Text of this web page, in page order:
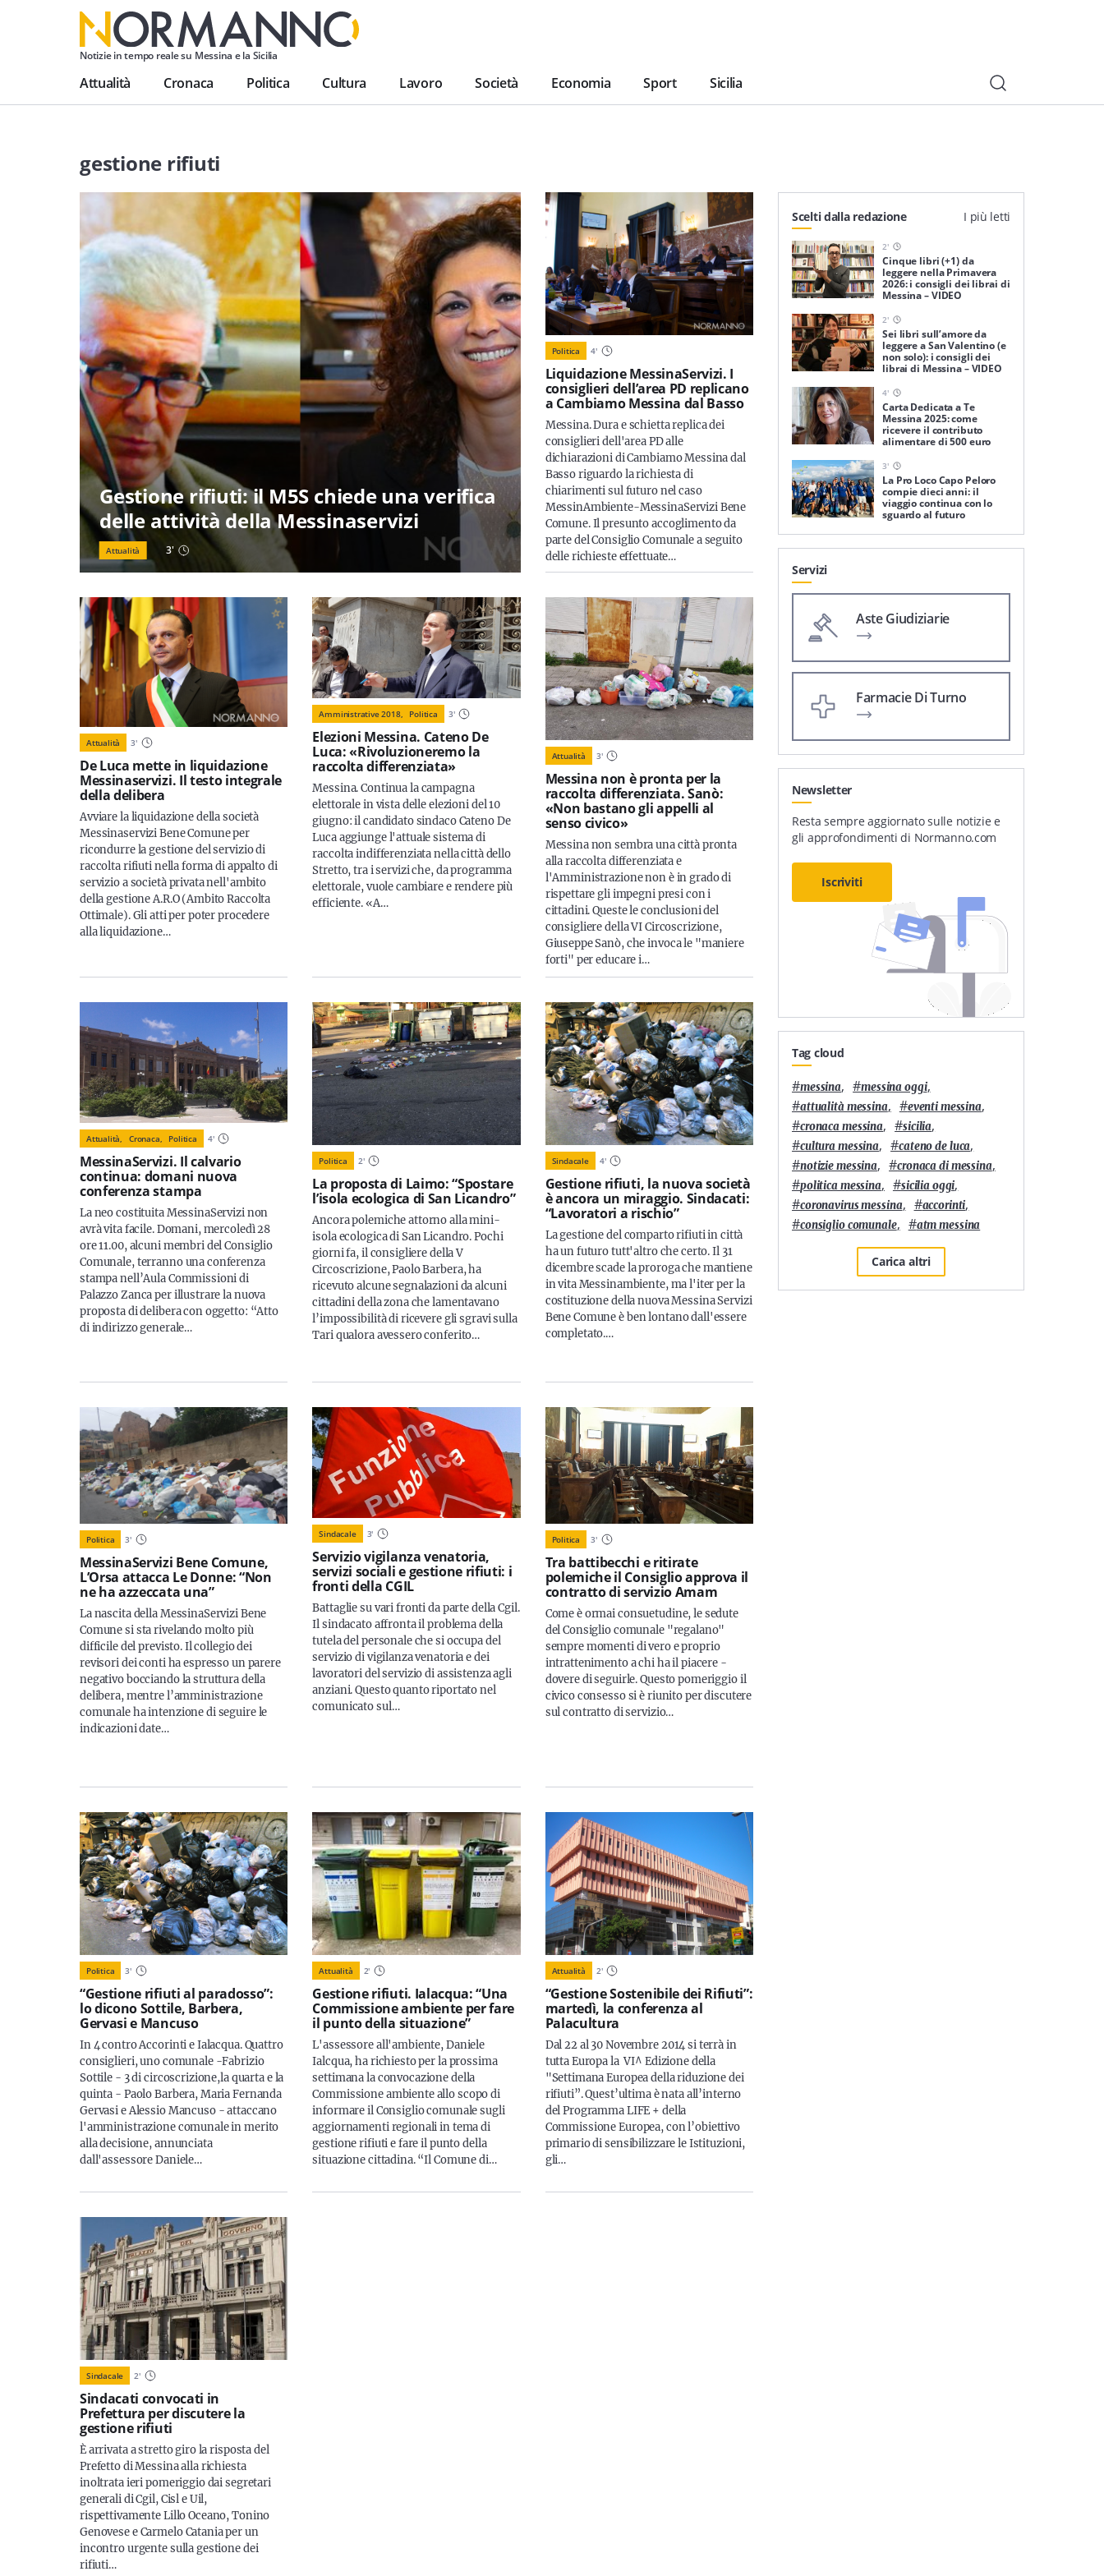
Notizie in tempo reale su Messina e la Sicilia
Attualità Cronaca Politica Cultura Lavoro Società Economia Sport Sicilia
gestione rifiuti
Gestione rifiuti: il M5S chiede una verifica
delle attività della Messinaservizi
Attualità 3'
Politica 4'
Liquidazione MessinaServizi. I
consiglieri dell’area PD replicano
a Cambiamo Messina dal Basso
Messina. Dura e schietta replica dei
consiglieri dell'area PD alle
dichiarazioni di Cambiamo Messina dal
Basso riguardo la richiesta di
chiarimenti sul futuro nel caso
MessinAmbiente-MessinaServizi Bene
Comune. Il presunto accoglimento da
parte del Consiglio Comunale a seguito
delle richieste effettuate…
Attualità 3'
De Luca mette in liquidazione
Messinaservizi. Il testo integrale
della delibera
Avviare la liquidazione della società
Messinaservizi Bene Comune per
ricondurre la gestione del servizio di
raccolta rifiuti nella forma di appalto di
servizio a società privata nell'ambito
della gestione A.R.O (Ambito Raccolta
Ottimale). Gli atti per poter procedere
alla liquidazione…
Amministrative 2018, Politica 3'
Elezioni Messina. Cateno De
Luca: «Rivoluzioneremo la
raccolta differenziata»
Messina. Continua la campagna
elettorale in vista delle elezioni del 10
giugno: il candidato sindaco Cateno De
Luca aggiunge l'attuale sistema di
raccolta indifferenziata nella città dello
Stretto, tra i servizi che, da programma
elettorale, vuole cambiare e rendere più
efficiente. «A…
Attualità 3'
Messina non è pronta per la
raccolta differenziata. Sanò:
«Non bastano gli appelli al
senso civico»
Messina non sembra una città pronta
alla raccolta differenziata e
l'Amministrazione non è in grado di
rispettare gli impegni presi con i
cittadini. Queste le conclusioni del
consigliere della VI Circoscrizione,
Giuseppe Sanò, che invoca le "maniere
forti" per educare i…
Attualità, Cronaca, Politica 4'
MessinaServizi. Il calvario
continua: domani nuova
conferenza stampa
La neo costituita MessinaServizi non
avrà vita facile. Domani, mercoledì 28
ore 11.00, alcuni membri del Consiglio
Comunale, terranno una conferenza
stampa nell’Aula Commissioni di
Palazzo Zanca per illustrare la nuova
proposta di delibera con oggetto: “Atto
di indirizzo generale…
Politica 2'
La proposta di Laimo: “Spostare
l’isola ecologica di San Licandro”
Ancora polemiche attorno alla mini-
isola ecologica di San Licandro. Pochi
giorni fa, il consigliere della V
Circoscrizione, Paolo Barbera, ha
ricevuto alcune segnalazioni da alcuni
cittadini della zona che lamentavano
l’impossibilità di ricevere gli sgravi sulla
Tari qualora avessero conferito…
Sindacale 4'
Gestione rifiuti, la nuova società
è ancora un miraggio. Sindacati:
“Lavoratori a rischio”
La gestione del comparto rifiuti in città
ha un futuro tutt'altro che certo. Il 31
dicembre scade la proroga che mantiene
in vita Messinambiente, ma l'iter per la
costituzione della nuova Messina Servizi
Bene Comune è ben lontano dall'essere
completato.…
Politica 3'
MessinaServizi Bene Comune,
L’Orsa attacca Le Donne: “Non
ne ha azzeccata una”
La nascita della MessinaServizi Bene
Comune si sta rivelando molto più
difficile del previsto. Il collegio dei
revisori dei conti ha espresso un parere
negativo bocciando la struttura della
delibera, mentre l’amministrazione
comunale ha intenzione di seguire le
indicazioni date…
Sindacale 3'
Servizio vigilanza venatoria,
servizi sociali e gestione rifiuti: i
fronti della CGIL
Battaglie su vari fronti da parte della Cgil.
Il sindacato affronta il problema della
tutela del personale che si occupa del
servizio di vigilanza venatoria e dei
lavoratori del servizio di assistenza agli
anziani. Questo quanto riportato nel
comunicato sul…
Politica 3'
Tra battibecchi e ritirate
polemiche il Consiglio approva il
contratto di servizio Amam
Come è ormai consuetudine, le sedute
del Consiglio comunale "regalano"
sempre momenti di vero e proprio
intrattenimento a chi ha il piacere -
dovere di seguirle. Questo pomeriggio il
civico consesso si è riunito per discutere
sul contratto di servizio…
Politica 3'
“Gestione rifiuti al paradosso”:
lo dicono Sottile, Barbera,
Gervasi e Mancuso
In 4 contro Accorinti e Ialacqua. Quattro
consiglieri, uno comunale -Fabrizio
Sottile - 3 di circoscrizione,la quarta e la
quinta - Paolo Barbera, Maria Fernanda
Gervasi e Alessio Mancuso - attaccano
l'amministrazione comunale in merito
alla decisione, annunciata
dall'assessore Daniele…
Attualità 2'
Gestione rifiuti. Ialacqua: “Una
Commissione ambiente per fare
il punto della situazione”
L'assessore all'ambiente, Daniele
Ialcqua, ha richiesto per la prossima
settimana la convocazione della
Commissione ambiente allo scopo di
informare il Consiglio comunale sugli
aggiornamenti regionali in tema di
gestione rifiuti e fare il punto della
situazione cittadina. “Il Comune di…
Attualità 2'
“Gestione Sostenibile dei Rifiuti”:
martedì, la conferenza al
Palacultura
Dal 22 al 30 Novembre 2014 si terrà in
tutta Europa la VI^ Edizione della
"Settimana Europea della riduzione dei
rifiuti”. Quest’ultima è nata all’interno
del Programma LIFE + della
Commissione Europea, con l’obiettivo
primario di sensibilizzare le Istituzioni,
gli…
Sindacale 2'
Sindacati convocati in
Prefettura per discutere la
gestione rifiuti
È arrivata a stretto giro la risposta del
Prefetto di Messina alla richiesta
inoltrata ieri pomeriggio dai segretari
generali di Cgil, Cisl e Uil,
rispettivamente Lillo Oceano, Tonino
Genovese e Carmelo Catania per un
incontro urgente sulla gestione dei
rifiuti…
Scelti dalla redazione I più letti
2'
Cinque libri (+1) da
leggere nella Primavera
2026: i consigli dei librai di
Messina – VIDEO
2'
Sei libri sull’amore da
leggere a San Valentino (e
non solo): i consigli dei
librai di Messina – VIDEO
4'
Carta Dedicata a Te
Messina 2025: come
ricevere il contributo
alimentare di 500 euro
3'
La Pro Loco Capo Peloro
compie dieci anni: il
viaggio continua con lo
sguardo al futuro
Servizi
Aste Giudiziarie
Farmacie Di Turno
Newsletter
Resta sempre aggiornato sulle notizie e
gli approfondimenti di Normanno.com
Iscriviti
Tag cloud
#messina, #messina oggi,
#attualità messina, #eventi messina,
#cronaca messina, #sicilia,
#cultura messina, #cateno de luca,
#notizie messina, #cronaca di messina,
#politica messina, #sicilia oggi,
#coronavirus messina, #accorinti,
#consiglio comunale, #atm messina
Carica altri